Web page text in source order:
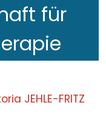
für
JEHLE-FRITZ